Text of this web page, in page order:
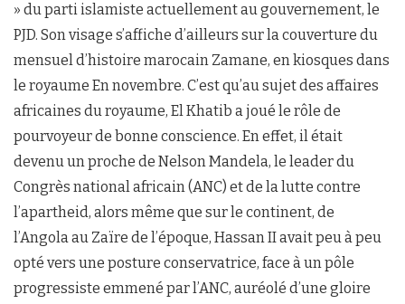
» du parti islamiste actuellement au gouvernement, le
PJD. Son visage s’affiche d’ailleurs sur la couverture du
mensuel d’histoire marocain Zamane, en kiosques dans
le royaume En novembre. C’est qu’au sujet des affaires
africaines du royaume, El Khatib a joué le rôle de
pourvoyeur de bonne conscience. En effet, il était
devenu un proche de Nelson Mandela, le leader du
Congrès national africain (ANC) et de la lutte contre
l’apartheid, alors même que sur le continent, de
l’Angola au Zaïre de l’époque, Hassan II avait peu à peu
opté vers une posture conservatrice, face à un pôle
progressiste emmené par l’ANC, auréolé d’une gloire